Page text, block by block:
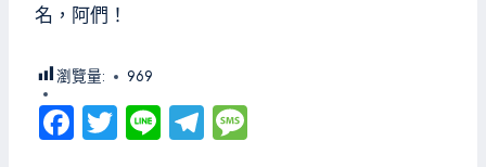
名，阿們！
瀏覽量: 969
Fa T Li Te